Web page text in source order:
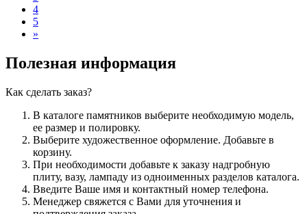
4
5
»
Полезная информация
Как сделать заказ?
В каталоге памятников выберите необходимую модель,
ее размер и полировку.
Выберите художественное оформление. Добавьте в
корзину.
При необходимости добавьте к заказу надгробную
плиту, вазу, лампаду из одноименных разделов каталога.
Введите Ваше имя и контактный номер телефона.
Менеджер свяжется с Вами для уточнения и